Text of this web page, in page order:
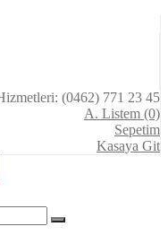
(0462) 771 23 45
A. Listem (0)
Sepetim
Kasaya Git